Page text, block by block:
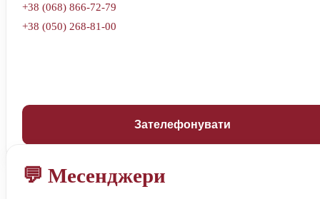
+38 (068) 866-72-79
+38 (050) 268-81-00
Зателефонувати
💬 Месенджери